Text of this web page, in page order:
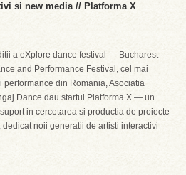
si new media // Platforma X
a eXplore dance festival — Bucharest
and Performance Festival, cel mai
din Romania, Asociatia
Dance dau startul Platforma X — un
in cercetarea si productia de proiecte
noii generatii de artisti interactivi